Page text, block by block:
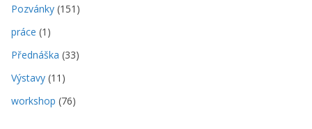
Pozvánky (151)
práce (1)
Přednáška (33)
Výstavy (11)
workshop (76)